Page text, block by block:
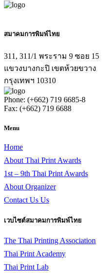
สมาคมการพิมพ์ไทย
311, 311/1 พระราม 9 ซอย 15
แขวงบางกะปิ เขตห้วยขวาง
กรุงเทพฯ 10310
Phone: (+662) 719 6685-8
Fax: (+662) 719 6688
Menu
Home
About Thai Print Awards
1st – 9th Thai Print Awards
About Organizer
Contact Us Us
เวบไซต์สมาคมการพิมพ์ไทย
The Thai Printing Association
Thai Print Academy
Thai Print Lab